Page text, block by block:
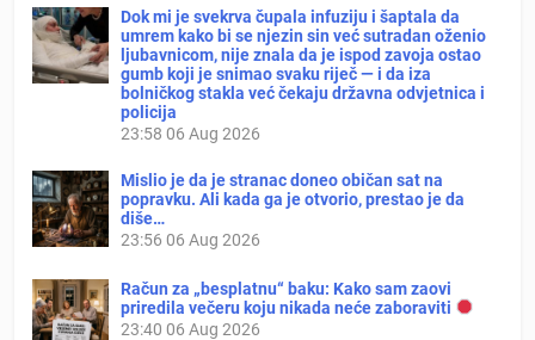
Dok mi je svekrva čupala infuziju i šaptala da
umrem kako bi se njezin sin već sutradan oženio
ljubavnicom, nije znala da je ispod zavoja ostao
gumb koji je snimao svaku riječ — i da iza
bolničkog stakla već čekaju državna odvjetnica i
policija
23:58 06 Aug 2026
Mislio je da je stranac doneo običan sat na
popravku. Ali kada ga je otvorio, prestao je da
diše…
23:56 06 Aug 2026
Račun za „besplatnu“ baku: Kako sam zaovi
priredila večeru koju nikada neće zaboraviti
23:40 06 Aug 2026